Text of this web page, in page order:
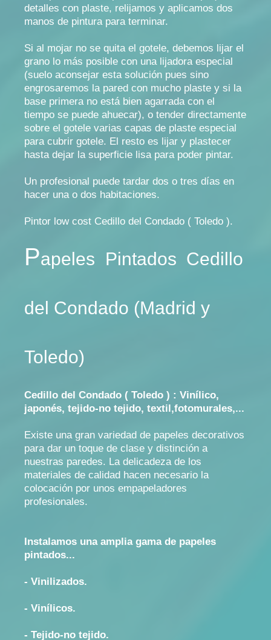
detalles con plaste, relijamos y aplicamos dos
manos de pintura para terminar.
Si al mojar no se quita el gotele, debemos lijar el
grano lo más posible con una lijadora especial
(suelo aconsejar esta solución pues sino
engrosaremos la pared con mucho plaste y si la
base primera no está bien agarrada con el
tiempo se puede ahuecar), o tender directamente
sobre el gotele varias capas de plaste especial
para cubrir gotele. El resto es lijar y plastecer
hasta dejar la superficie lisa para poder pintar.
Un profesional puede tardar dos o tres días en
hacer una o dos habitaciones.
Pintor low cost Cedillo del Condado ( Toledo ).
Papeles Pintados Cedillo
del Condado (Madrid y
Toledo)
Cedillo del Condado ( Toledo ) : Vinílico,
japonés, tejido-no tejido, textil,fotomurales,...
Existe una gran variedad de papeles decorativos
para dar un toque de clase y distinción a
nuestras paredes. La delicadeza de los
materiales de calidad hacen necesario la
colocación por unos empapeladores
profesionales.
Instalamos una amplia gama de papeles
pintados...
- Vinilizados.
- Vinílicos.
- Tejido-no tejido.